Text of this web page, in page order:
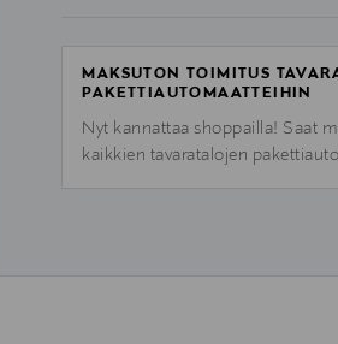
MAKSUTON TOIMITUS
PAKETTIAUTOMAATTEIHIN
Nyt kannattaa shoppailla! Saat
kaikkien tavaratalojen